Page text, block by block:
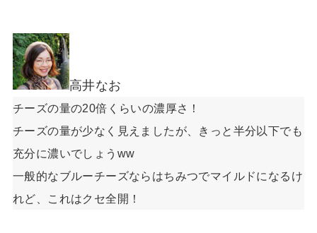
高井なお
チーズの量の20倍くらいの濃厚さ！
チーズの量が少なく見えましたが、きっと半分以下でも
充分に濃いでしょうww
一般的なブルーチーズならはちみつでマイルドになるけ
れど、これはクセ全開！